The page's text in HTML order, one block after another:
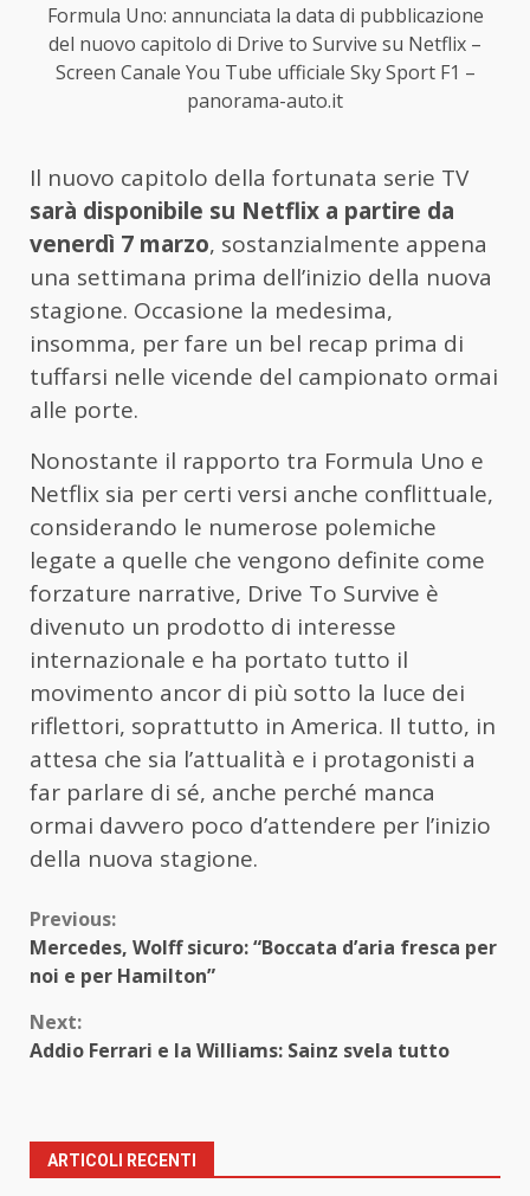
Formula Uno: annunciata la data di pubblicazione
del nuovo capitolo di Drive to Survive su Netflix –
Screen Canale You Tube ufficiale Sky Sport F1 –
panorama-auto.it
Il nuovo capitolo della fortunata serie TV
sarà disponibile su Netflix a partire da
venerdì 7 marzo, sostanzialmente appena
una settimana prima dell’inizio della nuova
stagione. Occasione la medesima,
insomma, per fare un bel recap prima di
tuffarsi nelle vicende del campionato ormai
alle porte.
Nonostante il rapporto tra Formula Uno e
Netflix sia per certi versi anche conflittuale,
considerando le numerose polemiche
legate a quelle che vengono definite come
forzature narrative, Drive To Survive è
divenuto un prodotto di interesse
internazionale e ha portato tutto il
movimento ancor di più sotto la luce dei
riflettori, soprattutto in America. Il tutto, in
attesa che sia l’attualità e i protagonisti a
far parlare di sé, anche perché manca
ormai davvero poco d’attendere per l’inizio
della nuova stagione.
Continue
Reading
Previous:
Mercedes, Wolff sicuro: “Boccata d’aria fresca per
noi e per Hamilton”
Next:
Addio Ferrari e la Williams: Sainz svela tutto
ARTICOLI RECENTI